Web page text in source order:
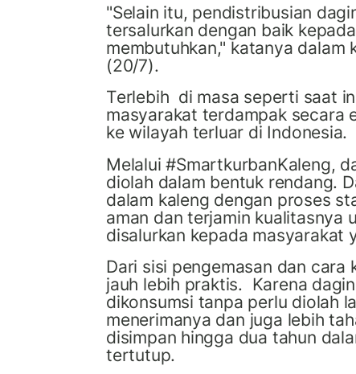
"Selain itu, pendistribusian
tersalurkan dengan baik
membutuhkan," katanya dalam
(20/7).
Terlebih di masa seperti saat
masyarakat terdampak secara
ke wilayah terluar di Indonesia.
Melalui #SmartkurbanKaleng,
diolah dalam bentuk rendang.
dalam kaleng dengan proses
aman dan terjamin kualitasnya
disalurkan kepada masyarakat
Dari sisi pengemasan dan cara
jauh lebih praktis. Karena
dikonsumsi tanpa perlu diolah
menerimanya dan juga lebih
disimpan hingga dua tahun
tertutup.